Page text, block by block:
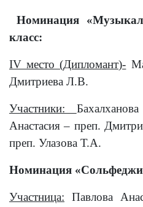
Номинация
класс:
IV место (Дипломант)-
Дмитриева Л.В.
Участники:
Анастасия – преп.
преп. Улазова Т.А.
Номинация
Участница: Павлова